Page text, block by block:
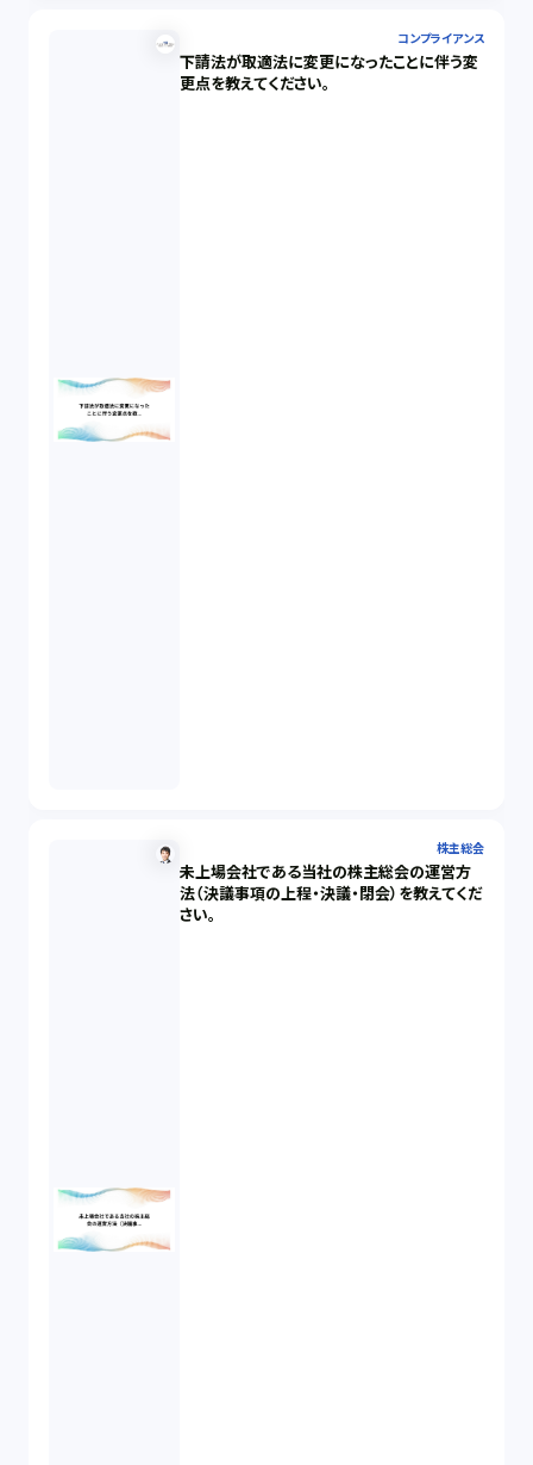
コンプライアンス
下請法が取適法に変更になったことに伴う変
更点を教えてください。
株主総会
未上場会社である当社の株主総会の運営方
法（決議事項の上程・決議・閉会）を教えてくだ
さい。